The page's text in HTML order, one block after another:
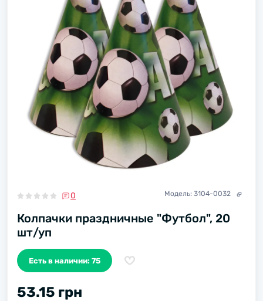
0 Модель: 3104-0032
Колпачки праздничные "Футбол", 20
шт/уп
Есть в наличии: 75
53.15 грн